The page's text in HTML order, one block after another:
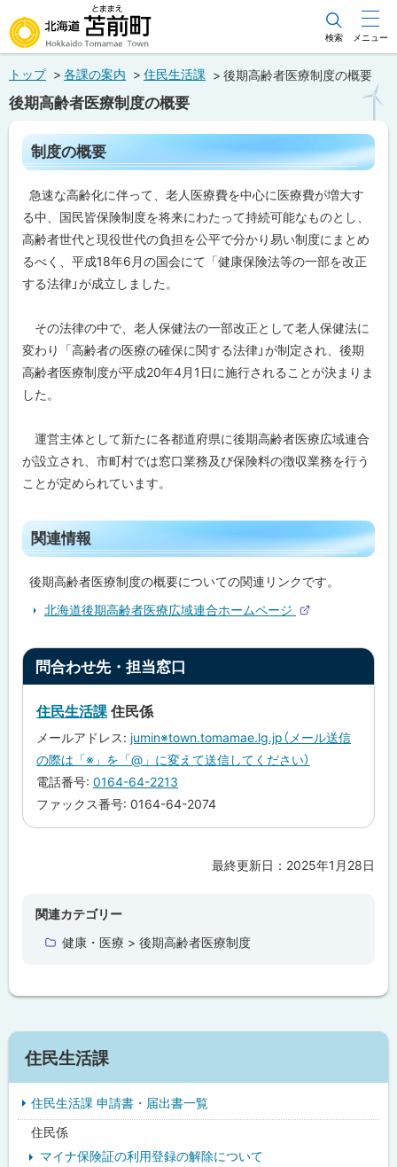
文
メ
ニ
北海道苫前町
Hokkaido Tomamae Town
検索 メニュー
トップ 各課の案内 住民生活課 後期高齢者医療制度の概要
後期高齢者医療制度の概要
ペ
ー
ジ
内
目
次
制
の
概
要
関
連
情
報
わ
せ
先
・
窓
口
制度の概要
急速な高齢化に伴って、老人医療費を中心に医療費が増大す
る中、国民皆保険制度を将来にわたって持続可能なものとし、
高齢者世代と現役世代の負担を公平で分かり易い制度にまとめ
るべく、平成18年6月の国会にて「健康保険法等の一部を改正
する法律」が成立しました。
その法律の中で、老人保健法の一部改正として老人保健法に
変わり「高齢者の医療の確保に関する法律」が制定され、後期
高齢者医療制度が平成20年4月1日に施行されることが決まりま
した。
運営主体として新たに各都道府県に後期高齢者医療広域連合
が設立され、市町村では窓口業務及び保険料の徴収業務を行う
ことが定められています。
ト
ッ
プ
関連情報
後期高齢者医療制度の概要についての関連リンクです。
北海道後期高齢者医療広域連合ホームページ
サ
ト
問合わせ先・担当窓口
住民生活課住民係
メールアドレス: jumin※town.tomamae.lg.jp（メール送信
の際は「※」を「@」に変えて送信してください）
電話番号: 0164-64-2213
ファックス番号: 0164-64-2074
最終更新日： 2025年1月28日
関連カテゴリー
健康・医療 > 後期高齢者医療制度
サ
イ
ド
住民生活課
住民生活課 申請書・届出書一覧
住民係
マイナ保険証の利用登録の解除について